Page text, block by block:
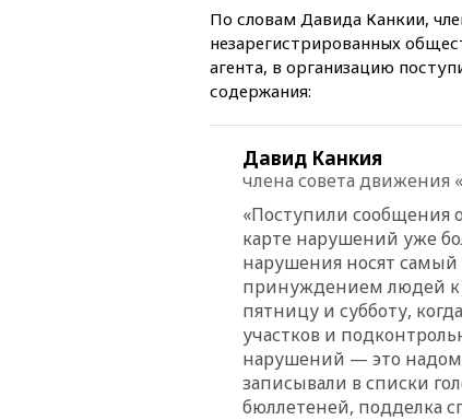
По словам Давида Канкии,
незарегистрированных
агента, в организацию
содержания:
Давид Канкия
члена совета движения
«Поступили сообщения
карте нарушений уже
нарушения носят самый
принуждением людей к
пятницу и субботу,
участков и
нарушений — это
записывали в списки
бюллетеней, подделка